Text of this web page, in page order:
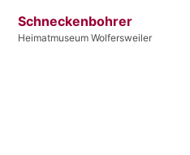
Schneckenbohrer
Heimatmuseum Wolfersweiler